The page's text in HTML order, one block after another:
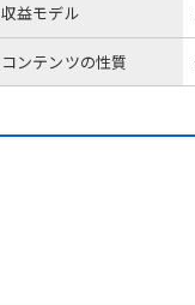
収益モデル
コンテンツの性質